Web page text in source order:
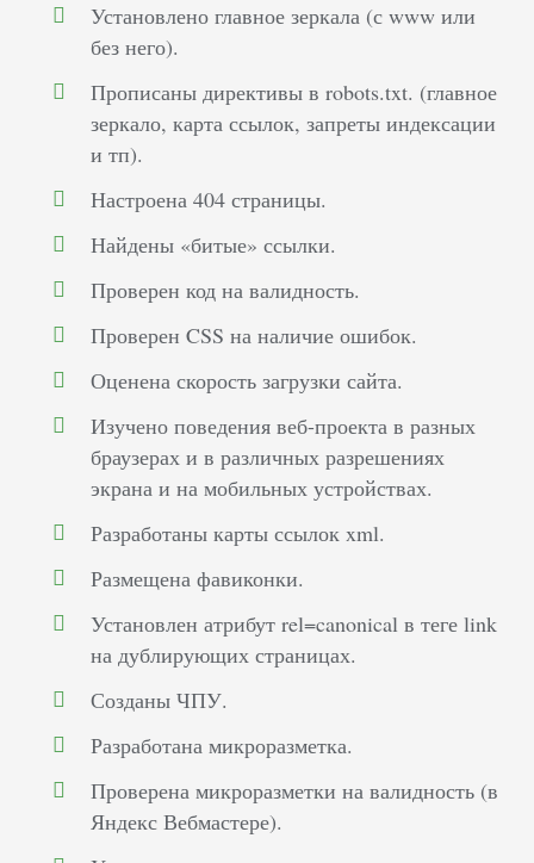
Установлено главное зеркала (с www или
без него).
Прописаны директивы в robots.txt. (главное
зеркало, карта ссылок, запреты индексации
и тп).
Настроена 404 страницы.
Найдены «битые» ссылки.
Проверен код на валидность.
Проверен CSS на наличие ошибок.
Оценена скорость загрузки сайта.
Изучено поведения веб-проекта в разных
браузерах и в различных разрешениях
экрана и на мобильных устройствах.
Разработаны карты ссылок xml.
Размещена фавиконки.
Установлен атрибут rel=canonical в теге link
на дублирующих страницах.
Созданы ЧПУ.
Разработана микроразметка.
Проверена микроразметки на валидность (в
Яндекс Вебмастере).